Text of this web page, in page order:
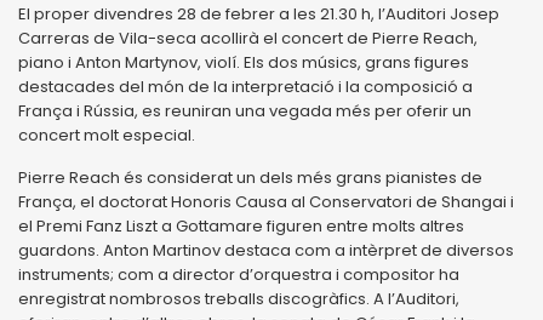
El proper divendres 28 de febrer a les 21.30 h, l’Auditori Josep
Carreras de Vila-seca acollirà el concert de Pierre Reach,
piano i Anton Martynov, violí. Els dos músics, grans figures
destacades del món de la interpretació i la composició a
França i Rússia, es reuniran una vegada més per oferir un
concert molt especial.
Pierre Reach és considerat un dels més grans pianistes de
França, el doctorat Honoris Causa al Conservatori de Shangai i
el Premi Fanz Liszt a Gottamare figuren entre molts altres
guardons. Anton Martinov destaca com a intèrpret de diversos
instruments; com a director d’orquestra i compositor ha
enregistrat nombrosos treballs discogràfics. A l’Auditori,